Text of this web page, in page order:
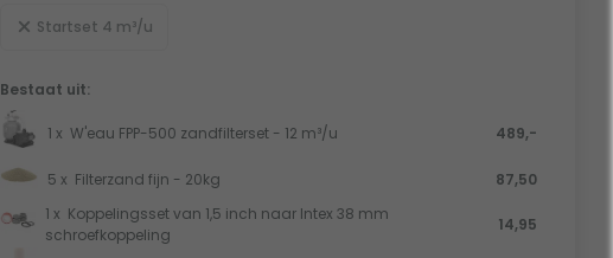
Startset 4 m³/u
Bestaat uit:
1 x W'eau FPP-500 zandfilterset - 12 m³/u 489,-
5 x Filterzand fijn - 20kg
87,50
1 x Koppelingsset van 1,5 inch naar Intex 38 mm
schroefkoppeling
14,95